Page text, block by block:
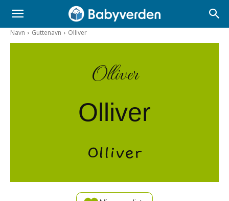
Navn Guttenavn Olliver
Olliver
Olliver
Olliver